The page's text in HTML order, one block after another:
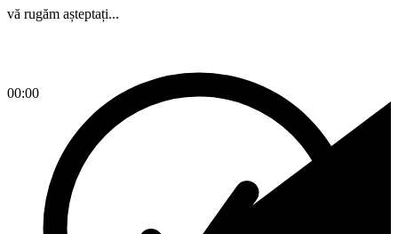
00:00
vă rugăm așteptați...